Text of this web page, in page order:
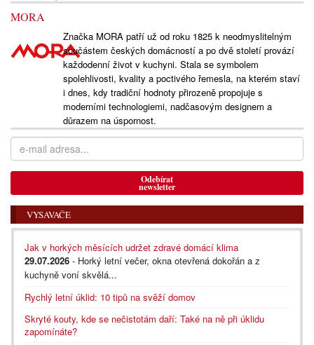
MORA
Značka MORA patří už od roku 1825 k neodmyslitelným
součástem českých domácností a po dvě století provází
každodenní život v kuchyni. Stala se symbolem
spolehlivosti, kvality a poctivého řemesla, na kterém staví
i dnes, kdy tradiční hodnoty přirozeně propojuje s
moderními technologiemi, nadčasovým designem a
důrazem na úspornost.
Odebírat
newsletter
VYSAVAČE
Jak v horkých měsících udržet zdravé domácí klima
29.07.2026 - Horký letní večer, okna otevřená dokořán a z
kuchyně voní skvělá...
Rychlý letní úklid: 10 tipů na svěží domov
Skryté kouty, kde se nečistotám daří: Také na ně při úklidu
zapomínáte?